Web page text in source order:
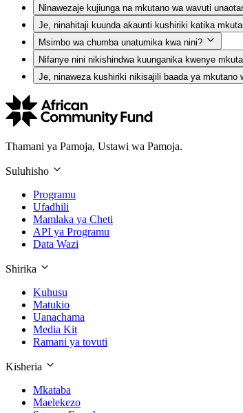
Ninawezaje kujiunga na mkutano wa wavuti
Je, ninahitaji kuunda akaunti kushiriki katika
Msimbo wa chumba unatumika kwa nini?
Nifanye nini nikishindwa kuunganika kwenye
Je, ninaweza kushiriki nikisajili baada ya mkutano
Thamani ya Pamoja, Ustawi wa Pamoja.
Suluhisho
Programu
Ufadhili
Mamlaka ya Cheti
API ya Programu
Data Wazi
Shirika
Kuhusu
Matukio
Uanachama
Media Kit
Ramani ya tovuti
Kisheria
Mkataba
Maelekezo